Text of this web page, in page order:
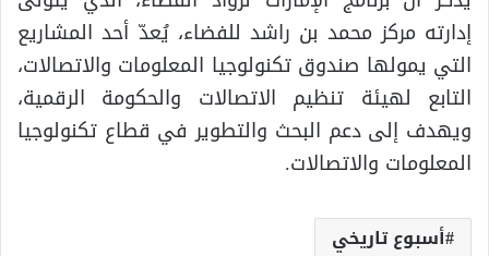
إدارته مركز محمد بن راشد للفضاء، يُعدّ أحد المشاريع
التي يمولها صندوق تكنولوجيا المعلومات والاتصالات،
التابع لهيئة تنظيم الاتصالات والحكومة الرقمية،
ويهدف إلى دعم البحث والتطوير في قطاع تكنولوجيا
المعلومات والاتصالات.
أسبوع تاريخي